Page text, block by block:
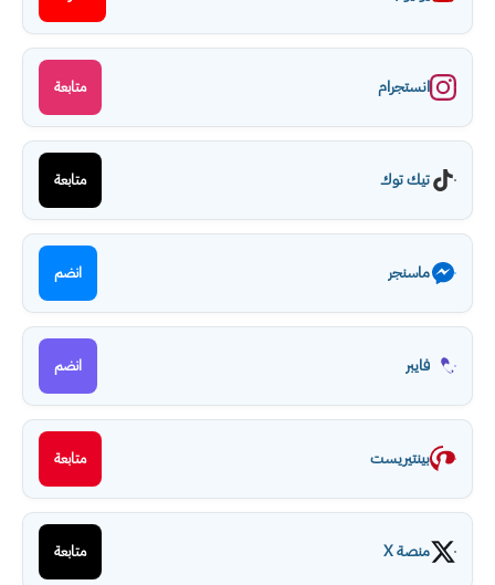
انستجرام متابعة
تيك توك متابعة
ماسنجر انضم
فايبر انضم
بينتيريست متابعة
منصة X متابعة